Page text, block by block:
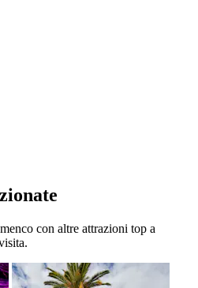
con altre attrazioni top a